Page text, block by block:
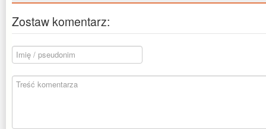
Zostaw komentarz: